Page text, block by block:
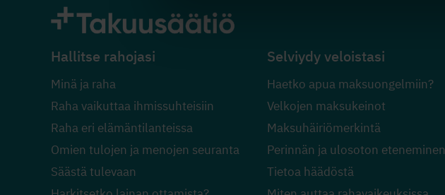
Hallitse rahojasi
Minä ja raha
Raha vaikuttaa ihmissuhteisiin
Raha eri elämäntilanteissa
Omien tulojen ja menojen seuranta
Säästä tulevaan
Selviydy veloistasi
Haetko apua maksuongelmiin?
Velkojen maksukeinot
Maksuhäiriömerkintä
Perinnän ja ulosoton eteneminen
Tietoa häädöstä